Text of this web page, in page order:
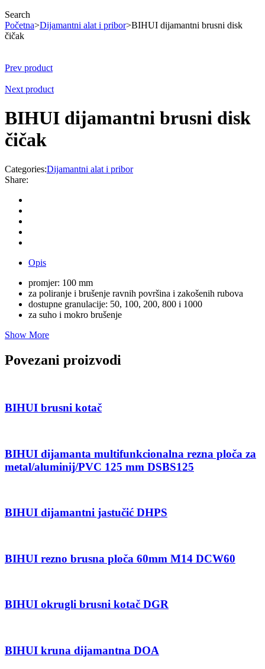
Search
Početna>Dijamantni alat i pribor>BIHUI dijamantni brusni disk
čičak
Prev product
Next product
BIHUI dijamantni brusni disk
čičak
Categories:Dijamantni alat i pribor
Share:
Opis
promjer: 100 mm
za poliranje i brušenje ravnih površina i zakošenih rubova
dostupne granulacije: 50, 100, 200, 800 i 1000
za suho i mokro brušenje
Show More
Povezani proizvodi
BIHUI brusni kotač
BIHUI dijamanta multifunkcionalna rezna ploča za
metal/aluminij/PVC 125 mm DSBS125
BIHUI dijamantni jastučić DHPS
BIHUI rezno brusna ploča 60mm M14 DCW60
BIHUI okrugli brusni kotač DGR
BIHUI kruna dijamantna DOA